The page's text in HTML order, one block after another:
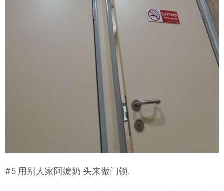
#5 用别人家阿嬷奶 头来做门锁.